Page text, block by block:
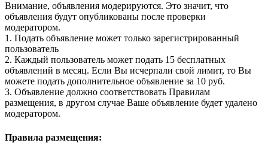
Внимание, объявления модерируются. Это значит, что
объявления будут опубликованы после проверки
модератором.
1. Подать объявление может только зарегистрированный
пользователь
2. Каждый пользователь может подать 15 бесплатных
объявлений в месяц. Если Вы исчерпали свой лимит, то Вы
можете подать дополнительное объявление за 10 руб.
3. Объявление должно соответствовать Правилам
размещения, в другом случае Ваше объявление будет удалено
модератором.
Правила размещения: